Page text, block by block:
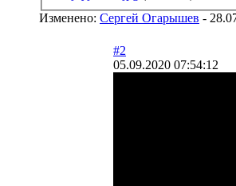
Изменено: Сергей Огарышев -
#2
05.09.2020 07:54:12